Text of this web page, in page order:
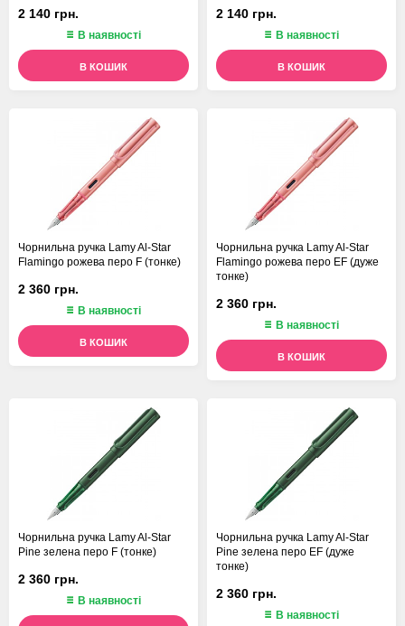
2 140 грн.
В наявності
В КОШИК
2 140 грн.
В наявності
В КОШИК
Чорнильна ручка Lamy Al-Star
Flamingo рожева перо F (тонке)
2 360 грн.
В наявності
В КОШИК
Чорнильна ручка Lamy Al-Star
Flamingo рожева перо EF (дуже
тонке)
2 360 грн.
В наявності
В КОШИК
Чорнильна ручка Lamy Al-Star
Pine зелена перо F (тонке)
2 360 грн.
В наявності
Чорнильна ручка Lamy Al-Star
Pine зелена перо EF (дуже
тонке)
2 360 грн.
В наявності